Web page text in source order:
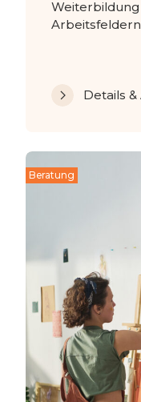
Details
Beratung